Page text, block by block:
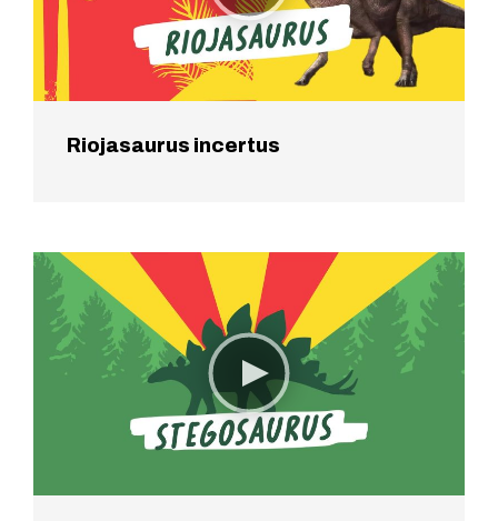
Riojasaurus incertus